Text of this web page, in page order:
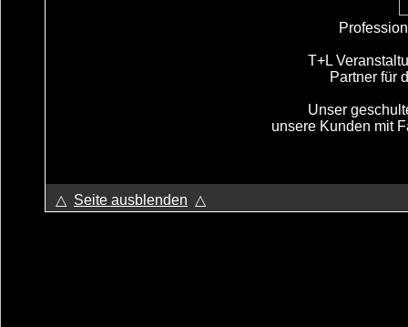
T+L
Partner für
Unser
unsere Kunden mit
△ Seite ausblenden △